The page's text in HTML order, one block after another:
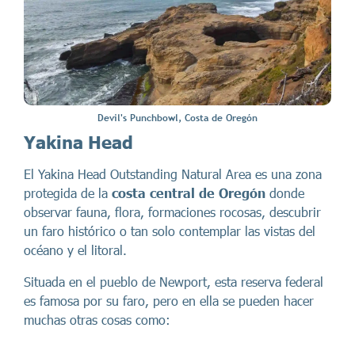
Devil's Punchbowl, Costa de Oregón
Yakina Head
El Yakina Head Outstanding Natural Area es una zona
protegida de la costa central de Oregón donde
observar fauna, flora, formaciones rocosas, descubrir
un faro histórico o tan solo contemplar las vistas del
océano y el litoral.
Situada en el pueblo de Newport, esta reserva federal
es famosa por su faro, pero en ella se pueden hacer
muchas otras cosas como: